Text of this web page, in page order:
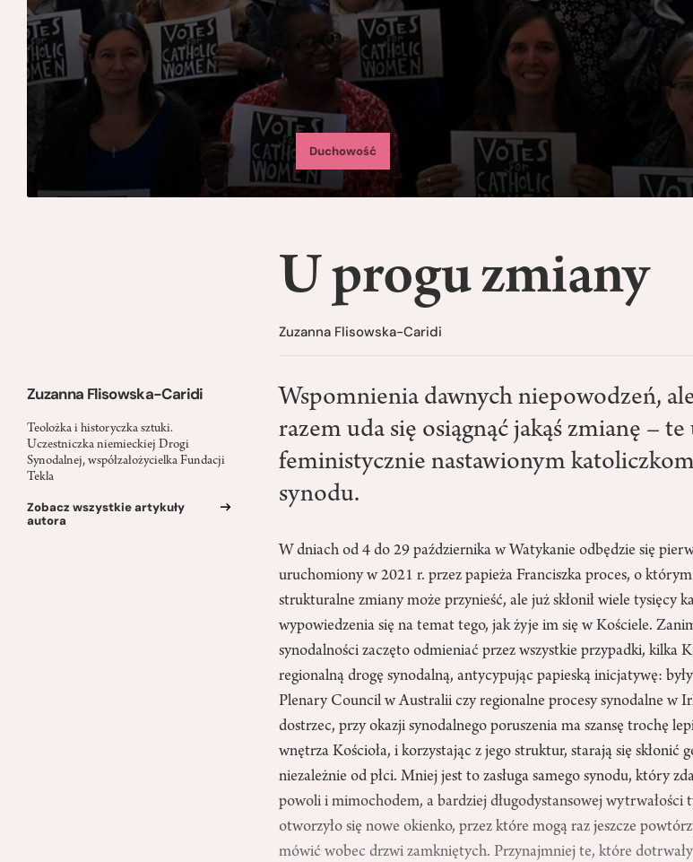
Duchowość
Zuzanna Flisowska-Caridi
Teolożka i historyczka sztuki.
Uczestniczka niemieckiej Drogi
Synodalnej, współzałożycielka Fundacji
Tekla
Zobacz wszystkie artykuły
autora
U progu zmiany
Zuzanna Flisowska-Caridi
Wspomnienia dawnych niepowodzeń,
razem uda się osiągnąć jakąś zmianę –
feministycznie nastawionym
synodu.
W dniach od 4 do 29 października w Watykanie odbędzie się
uruchomiony w 2021 r. przez papieża Franciszka proces, o
strukturalne zmiany może przynieść, ale już skłonił wiele tysięcy
wypowiedzenia się na temat tego, jak żyje im się w Kościele.
synodalności zaczęto odmieniać przez wszystkie przypadki, kilka
regionalną drogę synodalną, antycypując papieską inicjatywę:
Plenary Council w Australii czy regionalne procesy synodalne w
dostrzec, przy okazji synodalnego poruszenia ma szansę trochę
wnętrza Kościoła, i korzystając z jego struktur, starają się skłonić
niezależnie od płci. Mniej jest to zasługa samego synodu, który
powoli i mimochodem, a bardziej długodystansowej
otworzyło się nowe okienko, przez które mogą raz jeszcze
mówić wobec drzwi zamkniętych. Przynajmniej te, które